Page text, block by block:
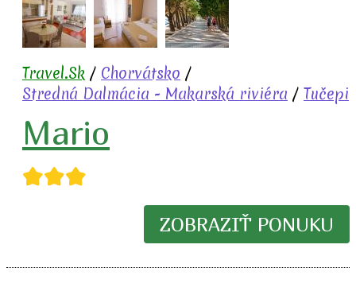
Travel.Sk / Chorvátsko /
Stredná Dalmácia - Makarská riviéra / Tučepi
Mario
★★★
ZOBRAZIŤ PONUKU